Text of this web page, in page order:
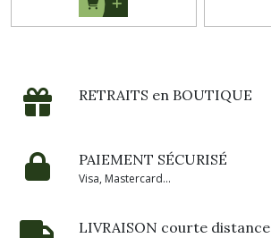
RETRAITS en BOUTIQUE
PAIEMENT SÉCURISÉ
Visa, Mastercard...
LIVRAISON courte distance